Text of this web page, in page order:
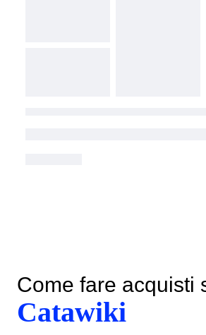
Come fare acquisti
Catawiki